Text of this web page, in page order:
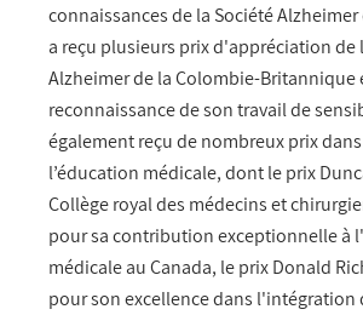
connaissances de la Société
a reçu plusieurs prix d'appréciation de
Alzheimer de la Colombie-Britannique
reconnaissance de son travail de
également reçu de nombreux prix
l’éducation médicale, dont le prix
Collège royal des médecins et
pour sa contribution exceptionnelle à
médicale au Canada, le prix Donald
pour son excellence dans l'intégration